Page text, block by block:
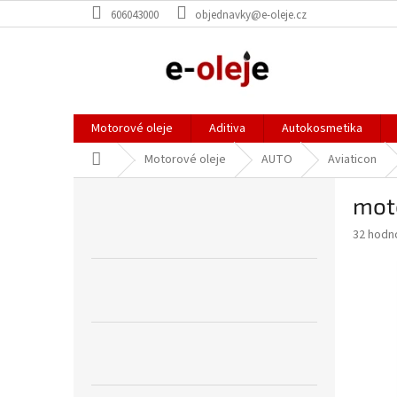
na
606043000 objednavky@e-oleje.cz
Motorové oleje Aditiva Autokosmetika
Domů Motorové oleje AUTO Aviaticon
32